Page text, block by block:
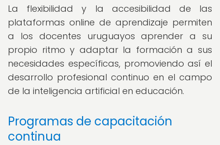
La flexibilidad y la accesibilidad de las
plataformas online de aprendizaje permiten
a los docentes uruguayos aprender a su
propio ritmo y adaptar la formación a sus
necesidades específicas, promoviendo así el
desarrollo profesional continuo en el campo
de la inteligencia artificial en educación.
Programas de capacitación
continua